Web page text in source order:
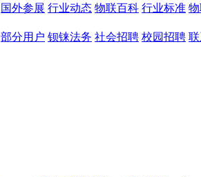
国外参展 行业动态 物联百科 行业标准
部分用户 钡铼法务 社会招聘 校园招聘